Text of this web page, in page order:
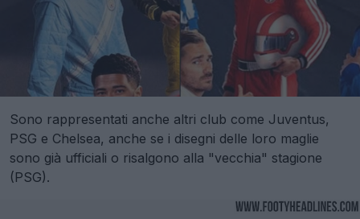
Sono rappresentati anche altri club come Juventus,
PSG e Chelsea, anche se i disegni delle loro maglie
sono già ufficiali o risalgono alla "vecchia" stagione
(PSG).